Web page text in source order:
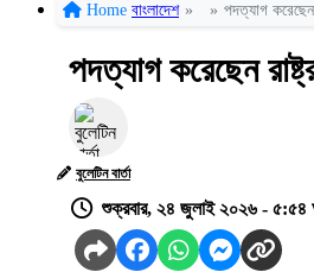
Home বাংলাদেশ » » পদত্যাগ করেছেন
পদত্যাগ করেছেন
বুলেটিন বার্তা
শুক্রবার, ২৪ জুলাই ২০২৬ - ৫:৫৪